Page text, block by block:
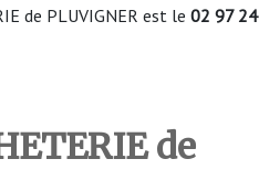
de PLUVIGNER est le 02 97 24
de